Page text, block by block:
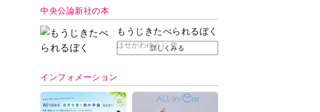
中央公論新社の本
もうじきたべられるぼく
はせがわゆうじ 作
詳しくみる
インフォメーション